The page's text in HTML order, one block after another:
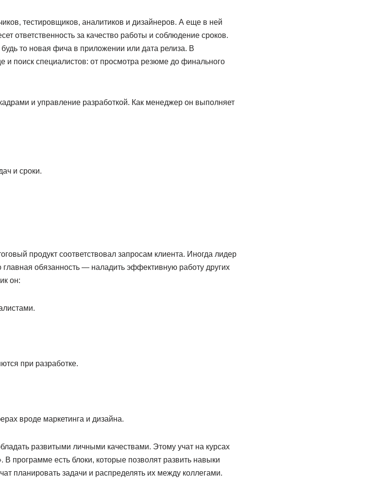
тестировщиков, аналитиков и дизайнеров. А еще в ней
ответственность за качество работы и соблюдение сроков.
то новая фича в приложении или дата релиза. В
и поиск специалистов: от просмотра резюме до финального
и управление разработкой. Как менеджер он выполняет
и сроки.
продукт соответствовал запросам клиента. Иногда лидер
обязанность — наладить эффективную работу других
он:
при разработке.
вроде маркетинга и дизайна.
развитыми личными качествами. Этому учат на курсах
программе есть блоки, которые позволят развить навыки
планировать задачи и распределять их между коллегами.